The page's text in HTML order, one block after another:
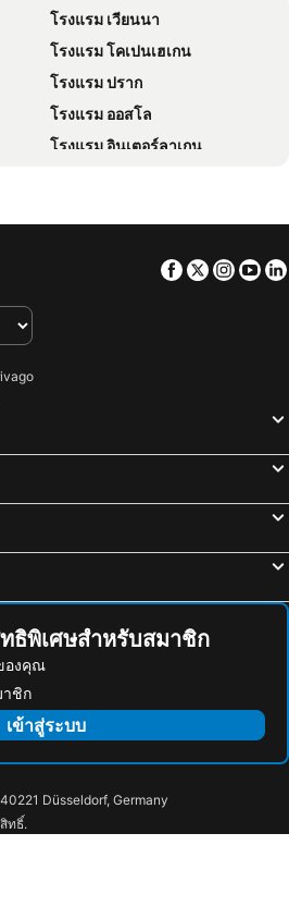
นือ
โรงแรม Schaffhausen
โรงแรม ไทเป
โรงแรม บาหลี
โรงแรม จอร์เจีย
โรงแรม มัลดีฟส์
โรงแรม เวียนนา
โรงแรม โคเปนเฮเกน
โรงแรม ปราก
โรงแรม ออสโล
โรงแรม อินเตอร์ลาเกน
โรงแรม อันตัลยา
โรงแรม แฮมเบิก
โรงแรม ลิเวอร์พูล
Facebook
Twitter
ธิพิเศษสำหรับสมาชิก
องคุณ
าชิก
เข้าสู่ระบบ
Düsseldorf, Germany
ทธิ์.